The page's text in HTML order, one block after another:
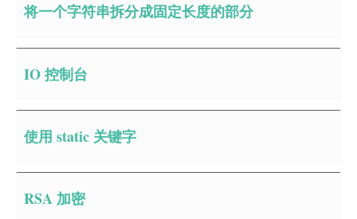
将一个字符串拆分成固定长度的部分
IO 控制台
使用 static 关键字
RSA 加密